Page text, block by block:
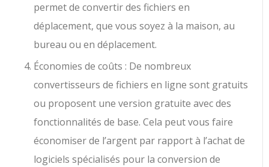
permet de convertir des fichiers en
déplacement, que vous soyez à la maison, au
bureau ou en déplacement.
Économies de coûts : De nombreux
convertisseurs de fichiers en ligne sont gratuits
ou proposent une version gratuite avec des
fonctionnalités de base. Cela peut vous faire
économiser de l’argent par rapport à l’achat de
logiciels spécialisés pour la conversion de